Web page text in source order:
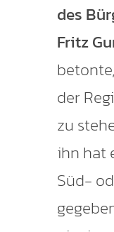
des
Fritz
der
zu
ihn hat
Süd-